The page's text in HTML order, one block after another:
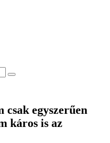
egyszerűen
káros is az